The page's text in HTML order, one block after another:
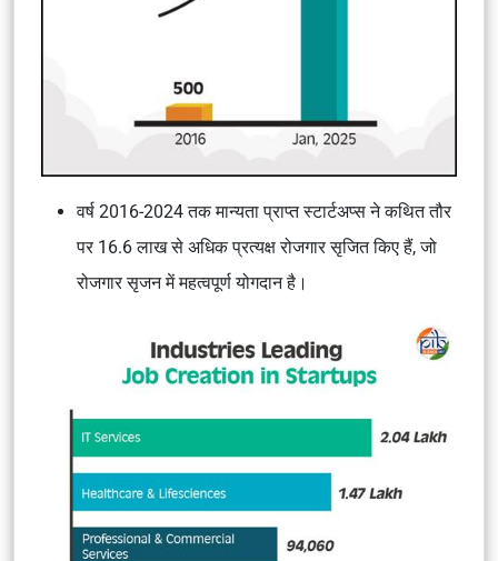
वर्ष 2016-2024 तक मान्यता प्राप्त स्टार्टअप्स ने कथित तौर
पर 16.6 लाख से अधिक प्रत्यक्ष रोजगार सृजित किए हैं, जो
रोजगार सृजन में महत्वपूर्ण योगदान है।